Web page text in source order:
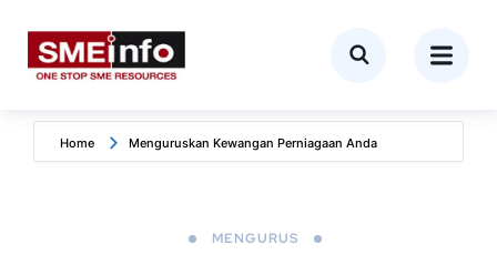
Home Menguruskan Kewangan Perniagaan Anda
MENGURUS